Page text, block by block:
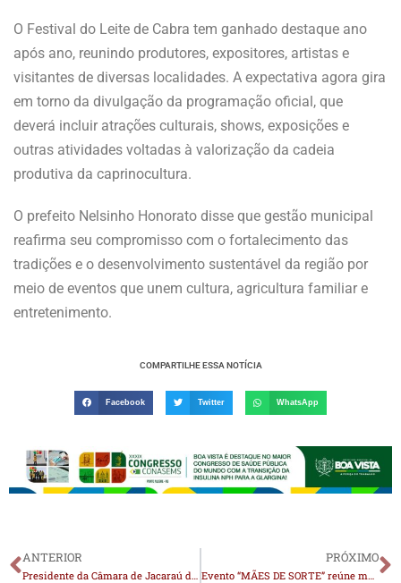
O Festival do Leite de Cabra tem ganhado destaque ano
após ano, reunindo produtores, expositores, artistas e
visitantes de diversas localidades. A expectativa agora gira
em torno da divulgação da programação oficial, que
deverá incluir atrações culturais, shows, exposições e
outras atividades voltadas à valorização da cadeia
produtiva da caprinocultura.
O prefeito Nelsinho Honorato disse que gestão municipal
reafirma seu compromisso com o fortalecimento das
tradições e o desenvolvimento sustentável da região por
meio de eventos que unem cultura, agricultura familiar e
entretenimento.
COMPARTILHE ESSA NOTÍCIA
Facebook Twitter WhatsApp
ANTERIOR
Presidente da Câmara de Jacaraú diz que mulher deveria apanhar e depois pede desculpas
PRÓXIMO
Evento “MÃES DE SORTE” reúne multidão em Juazeirinho com milhares de mães e entrega histórica de prêmios